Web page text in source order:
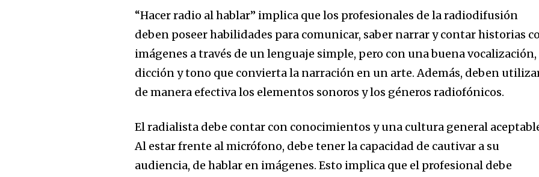
“Hacer radio al hablar” implica que los profesionales de la radiodifusión
deben poseer habilidades para comunicar, saber narrar y contar historias
imágenes a través de un lenguaje simple, pero con una buena vocalización,
dicción y tono que convierta la narración en un arte. Además, deben
de manera efectiva los elementos sonoros y los géneros radiofónicos.
El radialista debe contar con conocimientos y una cultura general
Al estar frente al micrófono, debe tener la capacidad de cautivar a su
audiencia, de hablar en imágenes. Esto implica que el profesional debe